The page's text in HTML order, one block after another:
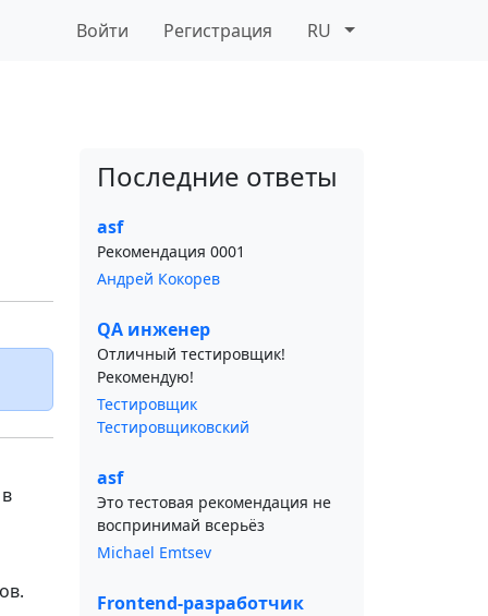
Войти Регистрация RU
Последние ответы
asf
Рекомендация 0001
Андрей Кокорев
QA инженер
Отличный тестировщик!
Рекомендую!
Тестировщик
Тестировщиковский
asf
Это тестовая рекомендация не
воспринимай всерьёз
Michael Emtsev
Frontend-разработчик